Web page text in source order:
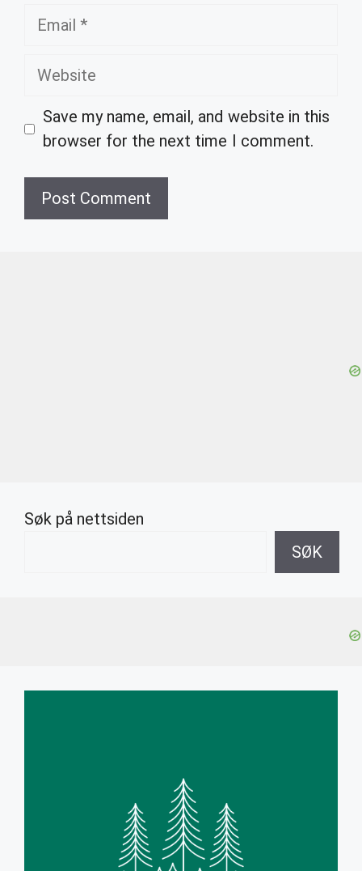
Email
Website
Save my name, email, and website in this
browser for the next time I comment.
Søk på nettsiden
SØK